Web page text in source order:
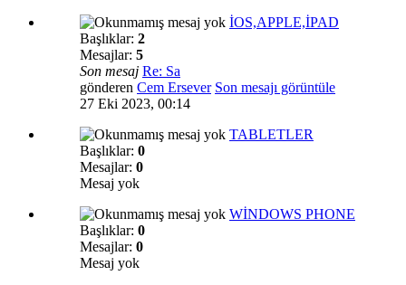
İOS,APPLE,İPAD
Başlıklar: 2
Mesajlar: 5
Son mesaj Re: Sa
gönderen Cem Ersever Son mesajı görüntüle
27 Eki 2023, 00:14
TABLETLER
Başlıklar: 0
Mesajlar: 0
Mesaj yok
WİNDOWS PHONE
Başlıklar: 0
Mesajlar: 0
Mesaj yok